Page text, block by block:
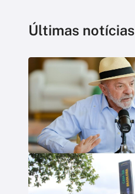
Últimas notícias